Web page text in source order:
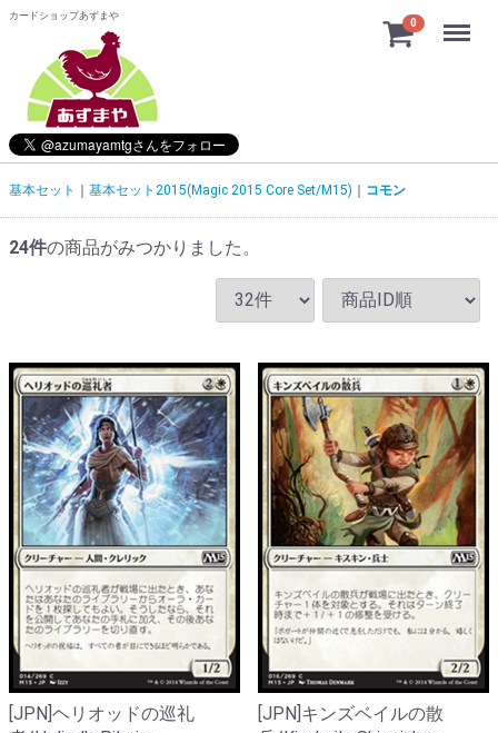
カードショップあずまや
0 Menu
基本セット 基本セット2015(Magic 2015 Core Set/M15) コモン
24件の商品がみつかりました。
[JPN]ヘリオッドの巡礼
[JPN]キンズベイルの散